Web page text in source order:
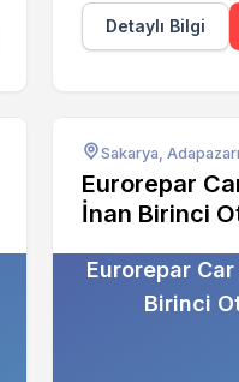
Detaylı Bilgi
Sakarya, Adapazarı
Eurorepar
İnan Birinci
Eurorepar
Birinci